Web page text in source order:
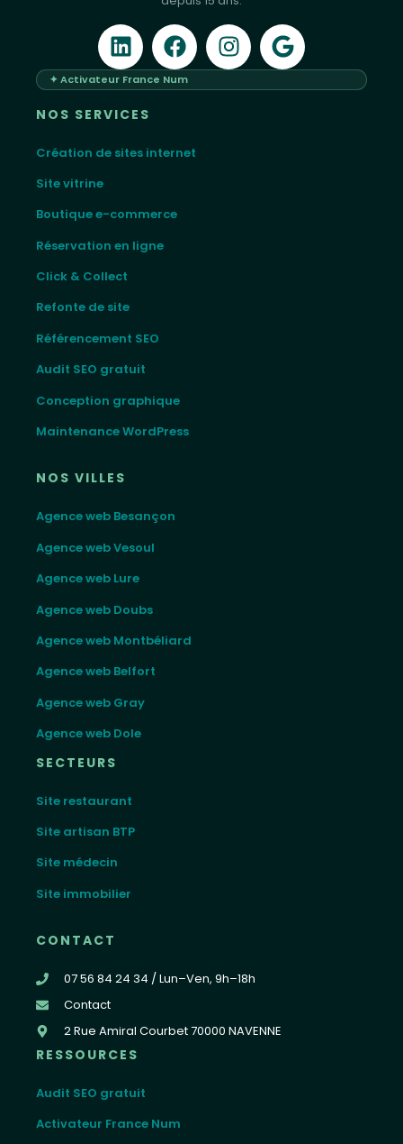
✦ Activateur France Num
NOS SERVICES
Création de sites internet
Site vitrine
Boutique e-commerce
Réservation en ligne
Click & Collect
Refonte de site
Référencement SEO
Audit SEO gratuit
Conception graphique
Maintenance WordPress
NOS VILLES
Agence web Besançon
Agence web Vesoul
Agence web Lure
Agence web Doubs
Agence web Montbéliard
Agence web Belfort
Agence web Gray
Agence web Dole
SECTEURS
Site restaurant
Site artisan BTP
Site médecin
Site immobilier
CONTACT
07 56 84 24 34 / Lun–Ven, 9h–18h
Contact
2 Rue Amiral Courbet 70000 NAVENNE
RESSOURCES
Audit SEO gratuit
Activateur France Num